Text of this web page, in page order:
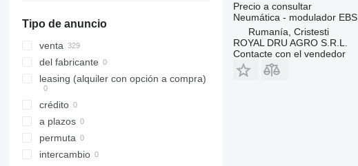
Tipo de anuncio
venta
del fabricante
leasing (alquiler con opción a compra)
crédito
a plazos
permuta
intercambio
Precio a consultar
Neumática - modulador EBS
Rumanía, Cristesti
ROYAL DRU AGRO S.R.L.
Contacte con el vendedor